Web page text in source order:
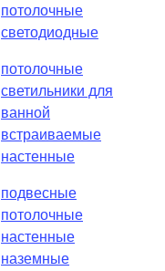
потолочные
светодиодные
потолочные
светильники для
ванной
встраиваемые
настенные
подвесные
потолочные
настенные
наземные